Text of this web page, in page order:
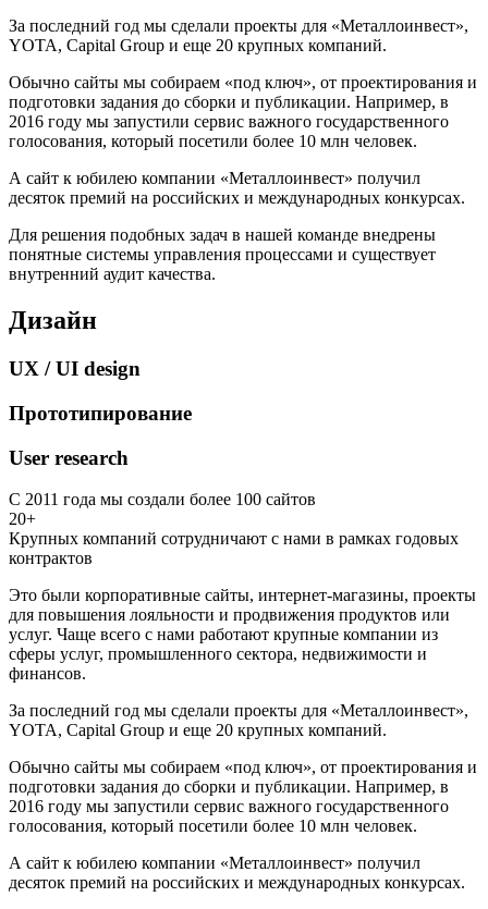
За последний год мы сделали проекты для «Металлоинвест»,
YOTA, Capital Group и еще 20 крупных компаний.
Обычно сайты мы собираем «под ключ», от проектирования и
подготовки задания до сборки и публикации. Например, в
2016 году мы запустили сервис важного государственного
голосования, который посетили более 10 млн человек.
А сайт к юбилею компании «Металлоинвест» получил
десяток премий на российских и международных конкурсах.
Для решения подобных задач в нашей команде внедрены
понятные системы управления процессами и существует
внутренний аудит качества.
Дизайн
UX / UI design
Прототипирование
User research
С 2011 года мы создали более 100 сайтов
20+
Крупных компаний сотрудничают с нами в рамках годовых
контрактов
Это были корпоративные сайты, интернет-магазины, проекты
для повышения лояльности и продвижения продуктов или
услуг. Чаще всего с нами работают крупные компании из
сферы услуг, промышленного сектора, недвижимости и
финансов.
За последний год мы сделали проекты для «Металлоинвест»,
YOTA, Capital Group и еще 20 крупных компаний.
Обычно сайты мы собираем «под ключ», от проектирования и
подготовки задания до сборки и публикации. Например, в
2016 году мы запустили сервис важного государственного
голосования, который посетили более 10 млн человек.
А сайт к юбилею компании «Металлоинвест» получил
десяток премий на российских и международных конкурсах.